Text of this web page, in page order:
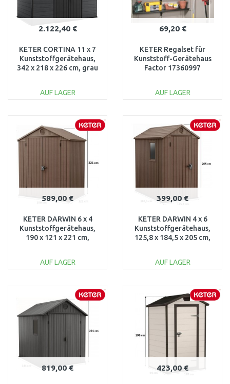
2.122,40 €
KETER CORTINA 11 x 7
Kunststoffgerätehaus,
342 x 218 x 226 cm, grau
AUF LAGER
WARENKORB
Vergleichen
69,20 €
KETER Regalset für
Kunststoff-Gerätehaus
Factor 17360997
AUF LAGER
WARENKORB
Vergleichen
589,00 €
KETER DARWIN 6 x 4
Kunststoffgerätehaus,
190 x 121 x 221 cm,
AUF LAGER
WARENKORB
Vergleichen
399,00 €
KETER DARWIN 4 x 6
Kunststoffgerätehaus,
125,8 x 184,5 x 205 cm,
AUF LAGER
WARENKORB
Vergleichen
819,00 € 423,00 €